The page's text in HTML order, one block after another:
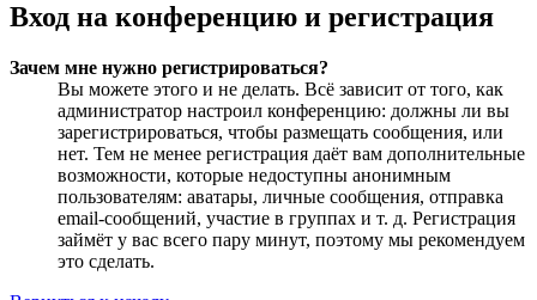
Вход на конференцию и регистрация
Зачем мне нужно регистрироваться?
Вы можете этого и не делать. Всё зависит от того, как
администратор настроил конференцию: должны ли вы
зарегистрироваться, чтобы размещать сообщения, или
нет. Тем не менее регистрация даёт вам дополнительные
возможности, которые недоступны анонимным
пользователям: аватары, личные сообщения, отправка
email-сообщений, участие в группах и т. д. Регистрация
займёт у вас всего пару минут, поэтому мы рекомендуем
это сделать.